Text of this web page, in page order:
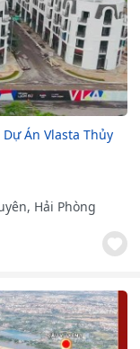
Án Vlasta Thủy
Hải Phòng